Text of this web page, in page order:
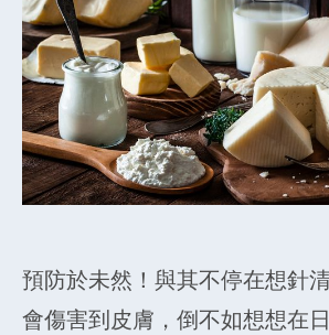
預防於未然！與其不停在想針
會傷害到皮膚，倒不如想想在